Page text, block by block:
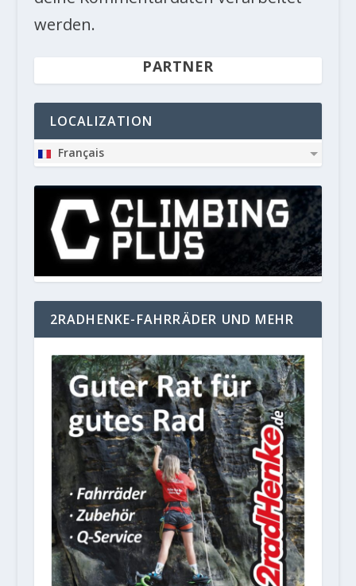
werden.
PARTNER
LOCALIZATION
Français
2RADHENKE-FAHRRÄDER UND MEHR